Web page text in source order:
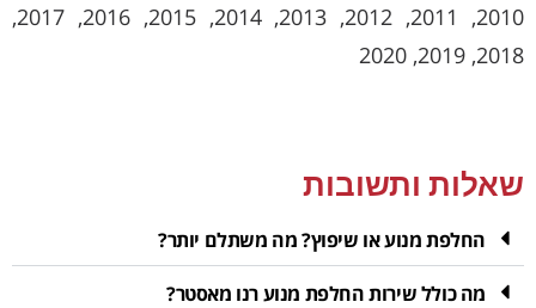
2010, 2011, 2012, 2013, 2014, 2015, 2016, 2017,
2018, 2019, 2020
שאלות ותשובות
החלפת מנוע או שיפוץ? מה משתלם יותר?
מה כולל שירות החלפת מנוע רנו מאסטר?